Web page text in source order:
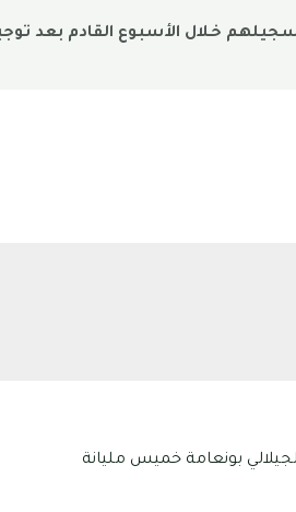
خـلال الأسبوع القادم بعد